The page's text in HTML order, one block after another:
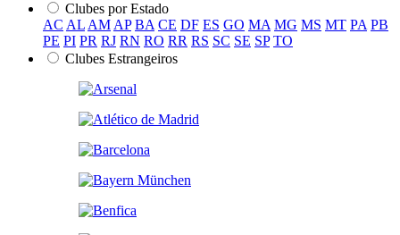
Clubes por Estado
AC AL AM AP BA CE DF ES GO MA MG MS MT PA PB
PE PI PR RJ RN RO RR RS SC SE SP TO
Clubes Estrangeiros